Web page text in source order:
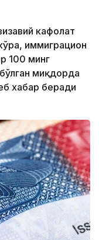
кафолат
иммиграцион
100 минг
миқдорда
хабар беради